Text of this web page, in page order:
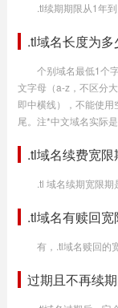
.tl续期期限从1年
.tl域名长度为
个别域名最低1个
文字母（a-z，不区分
即中横线），不能使
尾。注*中文域名实际是
.tl域名续费宽
.tl 域名续期宽限
.tl域名有赎回宽
有，.tl域名赎回的
过期且不再续